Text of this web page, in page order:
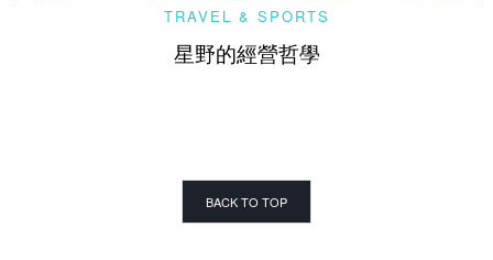
TRAVEL & SPORTS
星野的經營哲學
BACK TO TOP